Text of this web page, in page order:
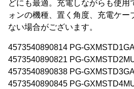
どにも最適。充電しながらも使
ォンの機種、置く角度、充電ケー
ない場合がございます。
4573540890814 PG-
4573540890821 PG-
4573540890838 PG-
4573540890845 PG-